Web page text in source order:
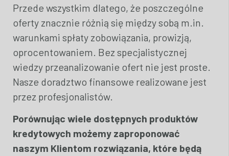
Przede wszystkim dlatego, że poszczególne
oferty znacznie różnią się między sobą m.in.
warunkami spłaty zobowiązania, prowizją,
oprocentowaniem. Bez specjalistycznej
wiedzy przeanalizowanie ofert nie jest proste.
Nasze doradztwo finansowe realizowane jest
przez profesjonalistów.
Porównując wiele dostępnych produktów
kredytowych możemy zaproponować
naszym Klientom rozwiązania, które będą